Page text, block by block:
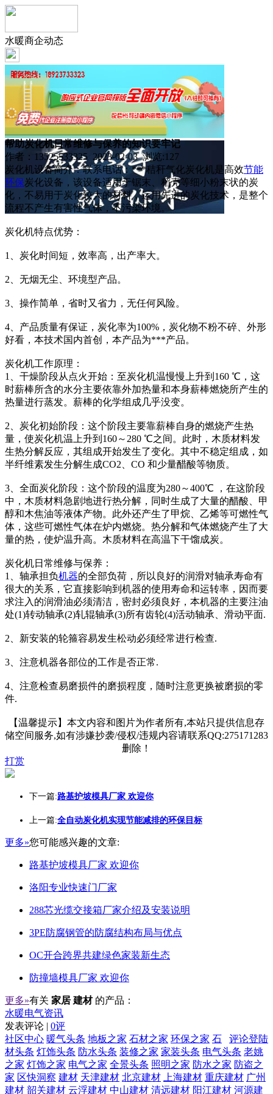
水暖商企动态
帮助炭化机日常维修与保养的知识要牢记
作者：13525533325 2023-02-03 浏览:127
炭化机设备简介：联系电话：***秸秆气化炭化机是高效节能
环保炭化设备，该设备适用于锯末、稻壳等细小粉末状的炭
化，不易用于炭化较大的材料，运用先进的炭化技术，是整个
流程不产生有害性气体，不污染环境。
炭化机特点优势：
1、炭化时间短，效率高，出产率大。
2、无烟无尘、环境型产品。
3、操作简单，省时又省力，无任何风险。
4、产品质量有保证，炭化率为100%，炭化物不粉不碎、外形
好看，本技术国内首创，本产品为***产品。
炭化机工作原理：
1、干燥阶段从点火开始：至炭化机温慢慢上升到160 ℃，这
时薪棒所含的水分主要依靠外加热量和本身薪棒燃烧所产生的
热量进行蒸发。薪棒的化学组成几乎没变。
2、炭化初始阶段：这个阶段主要靠薪棒自身的燃烧产生热
量，使炭化机温上升到160～280 ℃之间。此时，木质材料发
生热分解反应，其组成开始发生了变化。其中不稳定组成，如
半纤维素发生分解生成CO2、CO 和少量醋酸等物质。
3、全面炭化阶段：这个阶段的温度为280～400℃ ，在这阶段
中，木质材料急剧地进行热分解，同时生成了大量的醋酸、甲
醇和木焦油等液体产物。此外还产生了甲烷、乙烯等可燃性气
体，这些可燃性气体在炉内燃烧。热分解和气体燃烧产生了大
量的热，使炉温升高。木质材料在高温下干馏成炭。
炭化机日常维修与保养：
1、轴承担负机器的全部负荷，所以良好的润滑对轴承寿命有
很大的关系，它直接影响到机器的使用寿命和运转率，因而要
求注入的润滑油必须清洁，密封必须良好，本机器的主要注油
处(1)转动轴承(2)轧辊轴承(3)所有齿轮(4)活动轴承、滑动平面.
2、新安装的轮箍容易发生松动必须经常进行检查.
3、注意机器各部位的工作是否正常.
4、注意检查易磨损件的磨损程度，随时注意更换被磨损的零
件.
【温馨提示】本文内容和图片为作者所有,本站只提供信息存
储空间服务,如有涉嫌抄袭/侵权/违规内容请联系QQ:275171283
删除！
打赏
下一篇:路基护坡模具厂家 欢迎你
上一篇:全自动炭化机实现节能减排的环保目标
更多»您可能感兴趣的文章:
路基护坡模具厂家 欢迎你
洛阳专业快速门厂家
288芯光缆交接箱厂家介绍及安装说明
3PE防腐钢管的防腐结构布局与优点
OC开合跨界共建绿色家装新生态
防撞墙模具厂家 欢迎你
更多»有关 家居 建材 的产品：
水暖电气资讯
发表评论 | 0评
评论登陆
社区中心 暖气头条 地板之家 石材之家 环保之家 石
材头条 灯饰头条 防水头条 装修之家 家装头条 电气头条 老姚
之家 灯饰之家 电气之家 全景头条 照明之家 防水之家 防盗之
家 区快洞察 建材 天津建材 北京建材 上海建材 重庆建材 广州
建材 韶关建材 云浮建材 中山建材 清远建材 阳江建材 河源建